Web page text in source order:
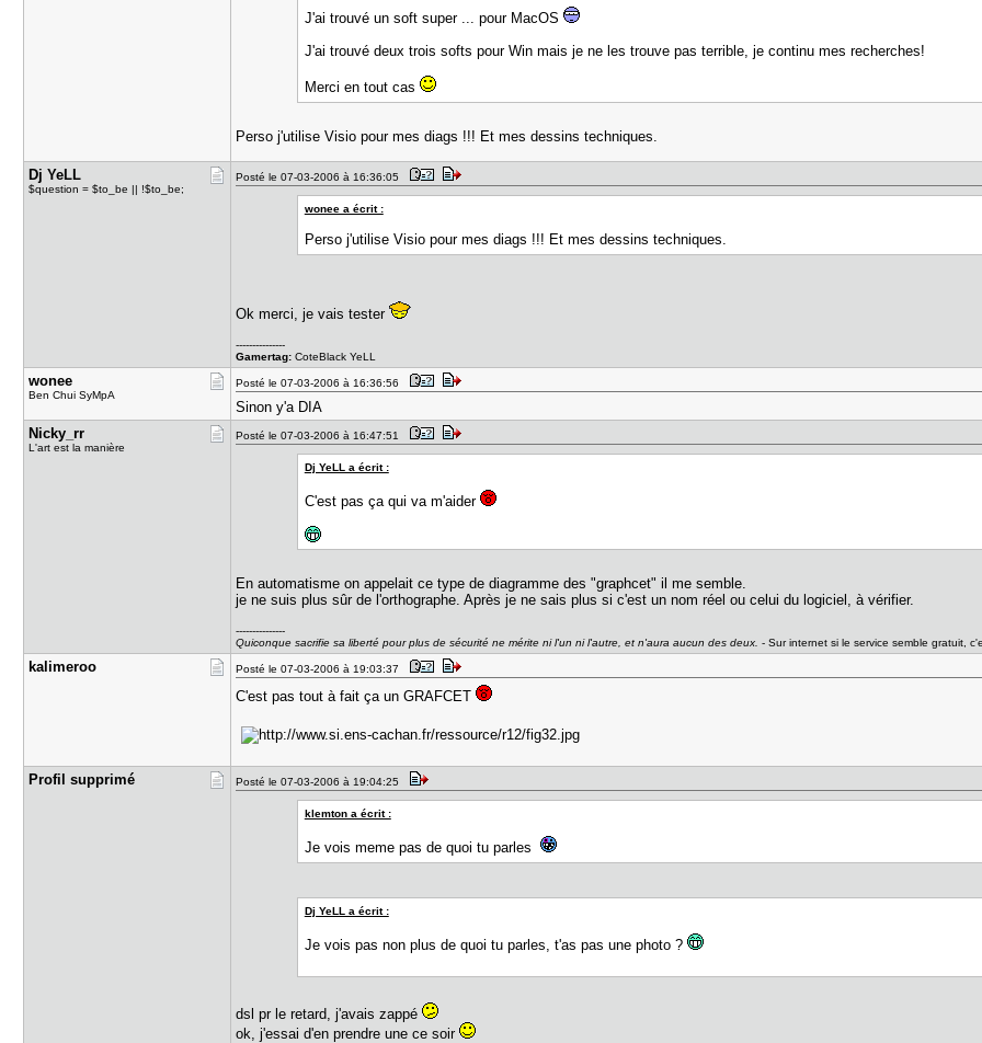
J'ai trouvé un soft super ... pour MacOS
J'ai trouvé deux trois softs pour Win mais je ne les trouve pas terrible, je continu mes recherches!
Merci en tout cas
Perso j'utilise Visio pour mes diags !!! Et mes dessins techniques.
Dj YeLL
$question = $to_be || !$to_be;
Posté le 07-03-2006 à 16:36:05
wonee a écrit :
Perso j'utilise Visio pour mes diags !!! Et mes dessins techniques.
Ok merci, je vais tester
---------------
Gamertag: CoteBlack YeLL
wonee
Ben Chui SyMpA
Posté le 07-03-2006 à 16:36:56
Sinon y'a DIA
Nicky_rr
L'art est la manière
Posté le 07-03-2006 à 16:47:51
Dj YeLL a écrit :
C'est pas ça qui va m'aider
En automatisme on appelait ce type de diagramme des "graphcet" il me semble.
je ne suis plus sûr de l'orthographe. Après je ne sais plus si c'est un nom réel ou celui du logiciel, à vérifier.
---------------
Quiconque sacrifie sa liberté pour plus de sécurité ne mérite ni l'un ni l'autre, et n'aura aucun des deux. - Sur internet si le service semble gratuit,
kalimeroo Posté le 07-03-2006 à 19:03:37
C'est pas tout à fait ça un GRAFCET
Profil sup​primé Posté le 07-03-2006 à 19:04:25
klemton a écrit :
Je vois meme pas de quoi tu parles
Dj YeLL a écrit :
Je vois pas non plus de quoi tu parles, t'as pas une photo ?
dsl pr le retard, j'avais zappé
ok, j'essai d'en prendre une ce soir